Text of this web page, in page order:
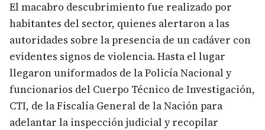
El macabro descubrimiento fue realizado por
habitantes del sector, quienes alertaron a las
autoridades sobre la presencia de un cadáver con
evidentes signos de violencia. Hasta el lugar
llegaron uniformados de la Policía Nacional y
funcionarios del Cuerpo Técnico de Investigación,
CTI, de la Fiscalía General de la Nación para
adelantar la inspección judicial y recopilar